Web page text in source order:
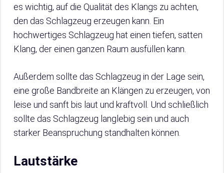
es wichtig, auf die Qualität des Klangs zu achten,
den das Schlagzeug erzeugen kann. Ein
hochwertiges Schlagzeug hat einen tiefen, satten
Klang, der einen ganzen Raum ausfüllen kann.
Außerdem sollte das Schlagzeug in der Lage sein,
eine große Bandbreite an Klängen zu erzeugen, von
leise und sanft bis laut und kraftvoll. Und schließlich
sollte das Schlagzeug langlebig sein und auch
starker Beanspruchung standhalten können.
Lautstärke